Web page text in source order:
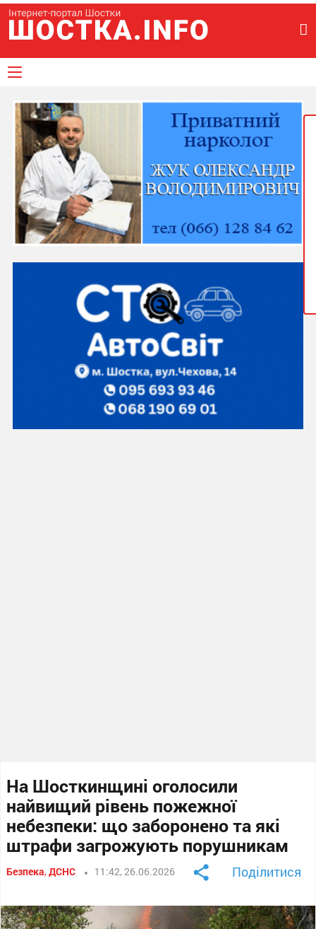
На Шосткинщині оголосили
найвищий рівень пожежної
небезпеки: що заборонено та які
штрафи загрожують порушникам
Безпека,ДСНС 11:42, 26.06.2026 Поділитися